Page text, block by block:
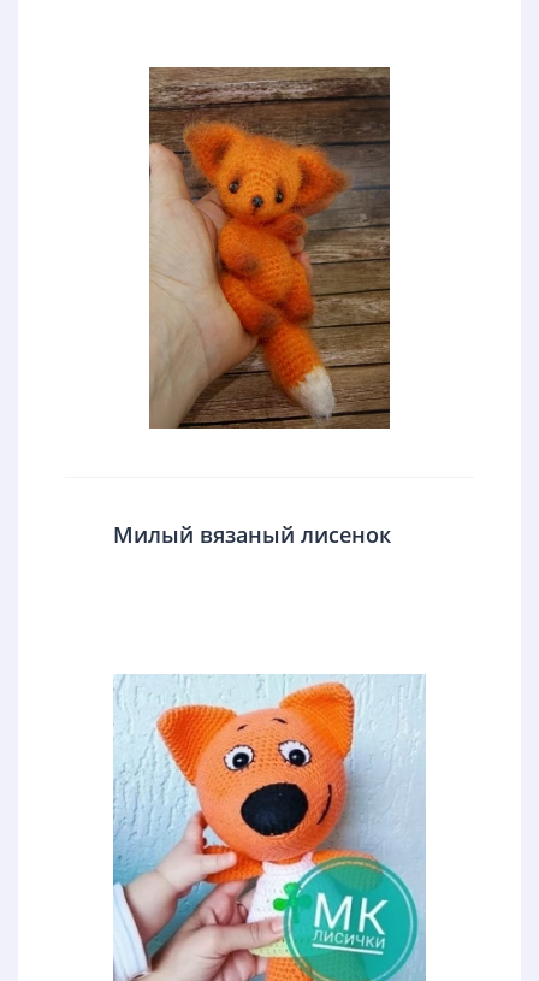
Милый вязаный лисенок